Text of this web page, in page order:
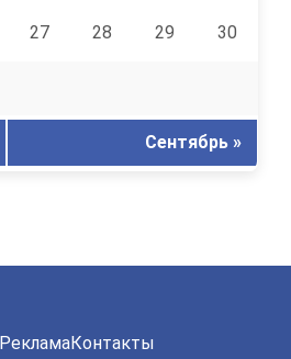
27 28 29 30
Сентябрь »
РекламаКонтакты